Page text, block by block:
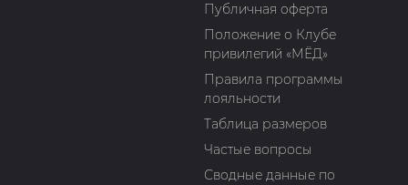
Публичная оферта
Положение о Клубе
привилегий «МЁД»
Правила программы
лояльности
Таблица размеров
Частые вопросы
Сводные данные по